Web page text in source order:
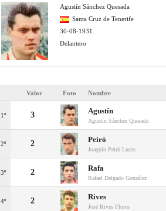
Agustín Sánchez Quesada
Santa Cruz de Tenerife
30-08-1931
Delantero
Valor Foto Nombre
1º 3 Agustín
Agustín Sánchez Quesada
2º 2 Peiró
Joaquín Peiró Lucas
3º 2 Rafa
Rafael Delgado González
4º 2 Rives
José Rives Flores